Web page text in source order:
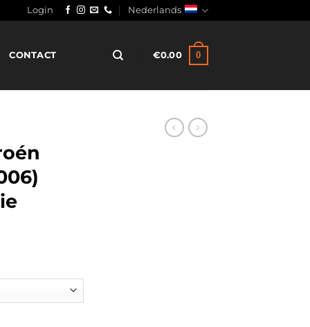
Login Nederlands
CONTACT €0.00 0